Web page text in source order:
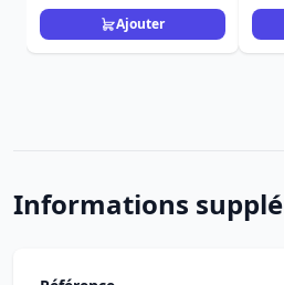
Ajouter
Informations